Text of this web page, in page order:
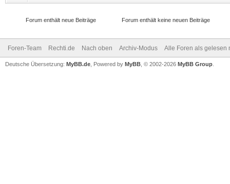
Forum enthält neue Beiträge Forum enthält keine neuen Beiträge
Foren-Team Rechti.de Nach oben Archiv-Modus Alle Foren als gelesen
Deutsche Übersetzung: MyBB.de , Powered by MyBB , © 2002-2026 MyBB Group